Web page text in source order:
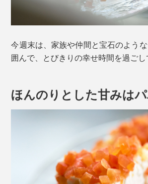
今週末は、家族や仲間と宝石のよう
囲んで、とびきりの幸せ時間を過ごし
ほんのりとした甘みは